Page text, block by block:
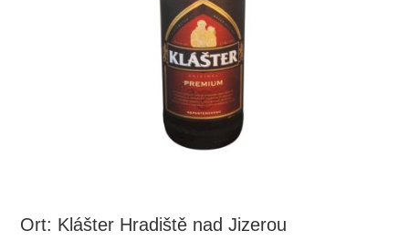
Ort: Klášter Hradiště nad Jizerou